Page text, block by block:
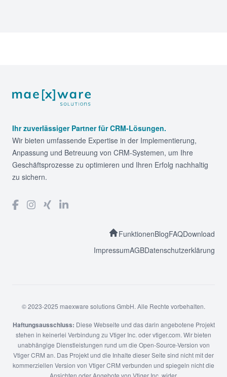
Footer
Ihr zuverlässiger Partner für CRM-Lösungen.
Wir bieten umfassende Expertise in der Implementierung,
Anpassung und Betreuung von CRM-Systemen, um Ihre
Geschäftsprozesse zu optimieren und Ihren Erfolg nachhaltig
zu sichern.
FunktionenBlogFAQDownload
ImpressumAGBDatenschutzerklärung
© 2023-2025 maexware solutions GmbH. Alle Rechte vorbehalten.
Haftungsausschluss: Diese Webseite und das darin angebotene Projekt
stehen in keinerlei Verbindung zu Vtiger Inc. oder vtiger.com. Wir bieten
unabhängige Dienstleistungen rund um die Open-Source-Version von
Vtiger CRM an. Das Projekt und die Inhalte dieser Seite sind nicht mit der
kommerziellen Version von Vtiger CRM verbunden und spiegeln nicht die
Ansichten oder Angebote von Vtiger Inc. wider.